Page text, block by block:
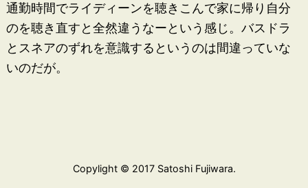
通勤時間でライディーンを聴きこんで家に帰り自分
のを聴き直すと全然違うなーという感じ。バスドラ
とスネアのずれを意識するというのは間違っていな
いのだが。
Copylight © 2017 Satoshi Fujiwara.